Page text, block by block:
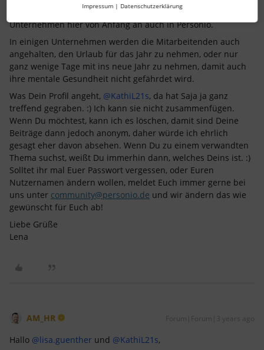
Einschätzung an dieser Stelle. Hin und wieder unterscheiden
Unternehmen hier von Anfang an auch in Personio.
In einigen Unternehmen werden die Mitarbeitenden auch
angehalten, den Urlaub für das Jahr zu nehmen, oder nur
ganz wenige Tage mit ins neue Jahr zu nehmen, damit auch
ihre mentale Gesundheit nicht gefährdet wird.
Was Dein Profil angeht, @KathiL21s, da hat Saja ja ganz
treffend gegraben. :) Ich kann sie nicht zusammenfügen.
Wenn Du möchtest, kann ich es löschen, damit sind Deine
Beiträge dann jedoch anonym, daher würde ich ehrlich
gesagt eher davon absehen. Wenn Du zu einem verwandten
Thema suchst, weißt Du immerhin dann, welches Deins ist. :)
Solltet ihr mal Euer Passwort vergessen, oder Euren
Nutzernamen ändern wollen, meldet Euch immer gerne bei
uns unter community@personio.de und wir ändern das wie
gewünscht für Euch ab!
Liebe Grüße
Lena
AM_HR Forum|Forum|3 years ago
Hallo @lisa.guenther und @KathiL21s,
Impressum | Datenschutzerklärung